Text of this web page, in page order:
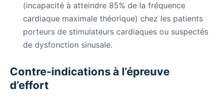
(incapacité à atteindre 85% de la fréquence
cardiaque maximale théorique) chez les patients
porteurs de stimulateurs cardiaques ou suspectés
de dysfonction sinusale.
Contre-indications à l’épreuve
d’effort